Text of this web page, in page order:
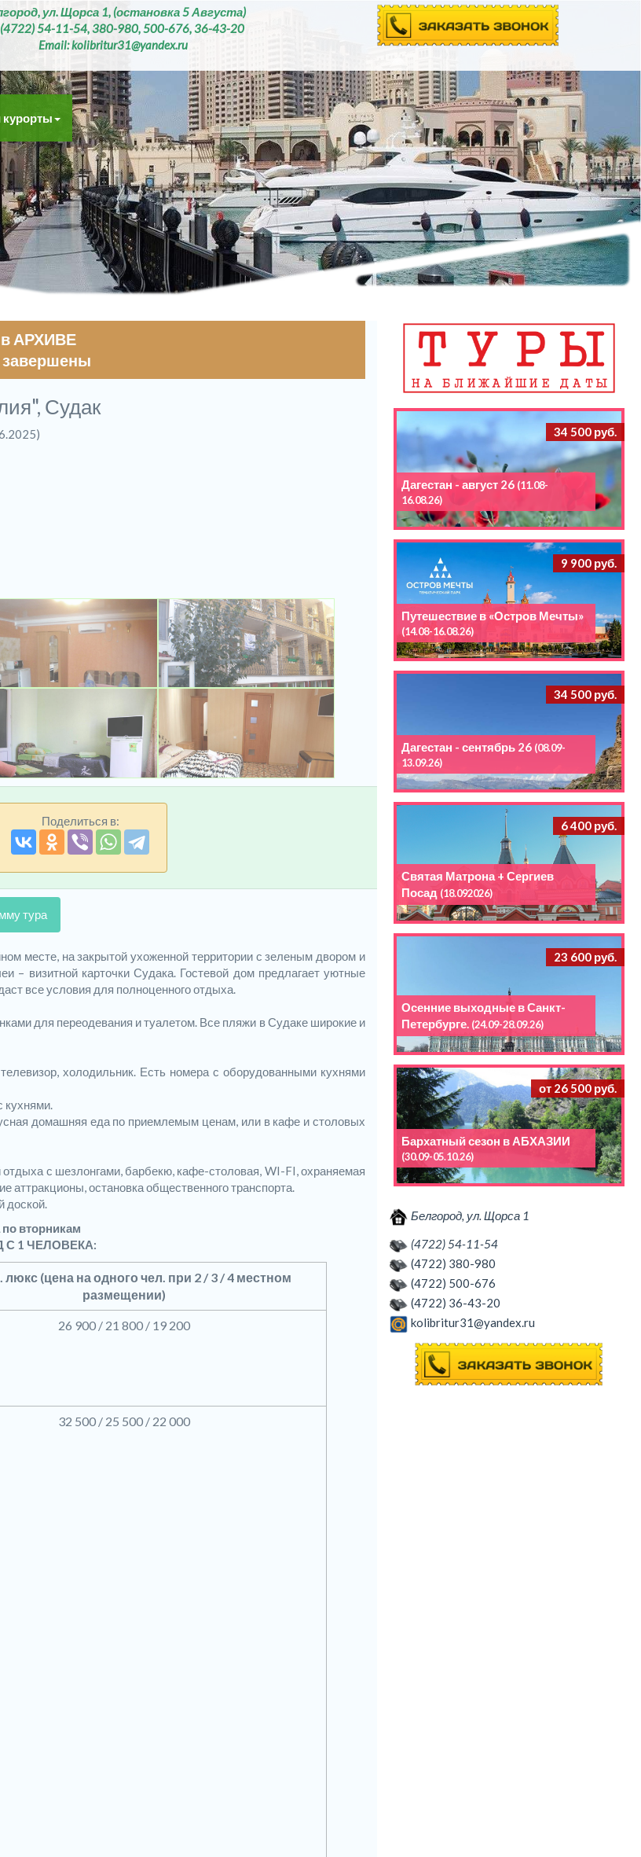
ул. Щорса 1, (остановка 5 Августа)
54-11-54, 380-980, 500-676, 36-43-20
Email: kolibritur31@yandex.ru
в АРХИВЕ
завершены
Судак
Поделиться в:
тура
месте, на закрытой ухоженной территории с зеленым двором и
– визитной карточки Судака. Гостевой дом предлагает уютные
все условия для полноценного отдыха.
для переодевания и туалетом. Все пляжи в Судаке широкие и
холодильник. Есть номера с оборудованными кухнями
кухнями.
домашняя еда по приемлемым ценам, или в кафе и столовых
с шезлонгами, барбекю, кафе-столовая, WI-FI, охраняемая
аттракционы, остановка общественного транспорта.
доской.
вторникам
С 1 ЧЕЛОВЕКА:
люкс (цена на одного чел. при 2 / 3 / 4 местном
размещении)
26 900 / 21 800 / 19 200
32 500 / 25 500 / 22 000
34 500 руб.
Дагестан - август 26 (11.08-
16.08.26)
9 900 руб.
Путешествие в «Остров Мечты»
(14.08-16.08.26)
34 500 руб.
Дагестан - сентябрь 26 (08.09-
13.09.26)
6 400 руб.
Святая Матрона + Сергиев
Посад (18.092026)
23 600 руб.
Осенние выходные в Санкт-
Петербурге. (24.09-28.09.26)
от 26 500 руб.
Бархатный сезон в АБХАЗИИ
(30.09-05.10.26)
Белгород, ул. Щорса 1
(4722) 54-11-54
(4722) 380-980
(4722) 500-676
(4722) 36-43-20
kolibritur31@yandex.ru